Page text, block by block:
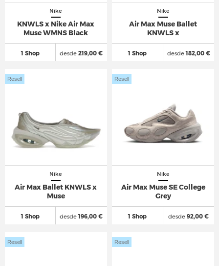
Nike
KNWLS x Nike Air Max
Muse WMNS Black
1 Shop desde 219,00 €
Nike
Air Max Muse Ballet
KNWLS x
1 Shop desde182,00 €
Nike
Air Max Ballet KNWLS x
Muse
1 Shop
Resell
desde196,00 €
Nike
Air Max Muse SE College
Grey
1 Shop
Resell
desde 92,00 €
Resell Resell